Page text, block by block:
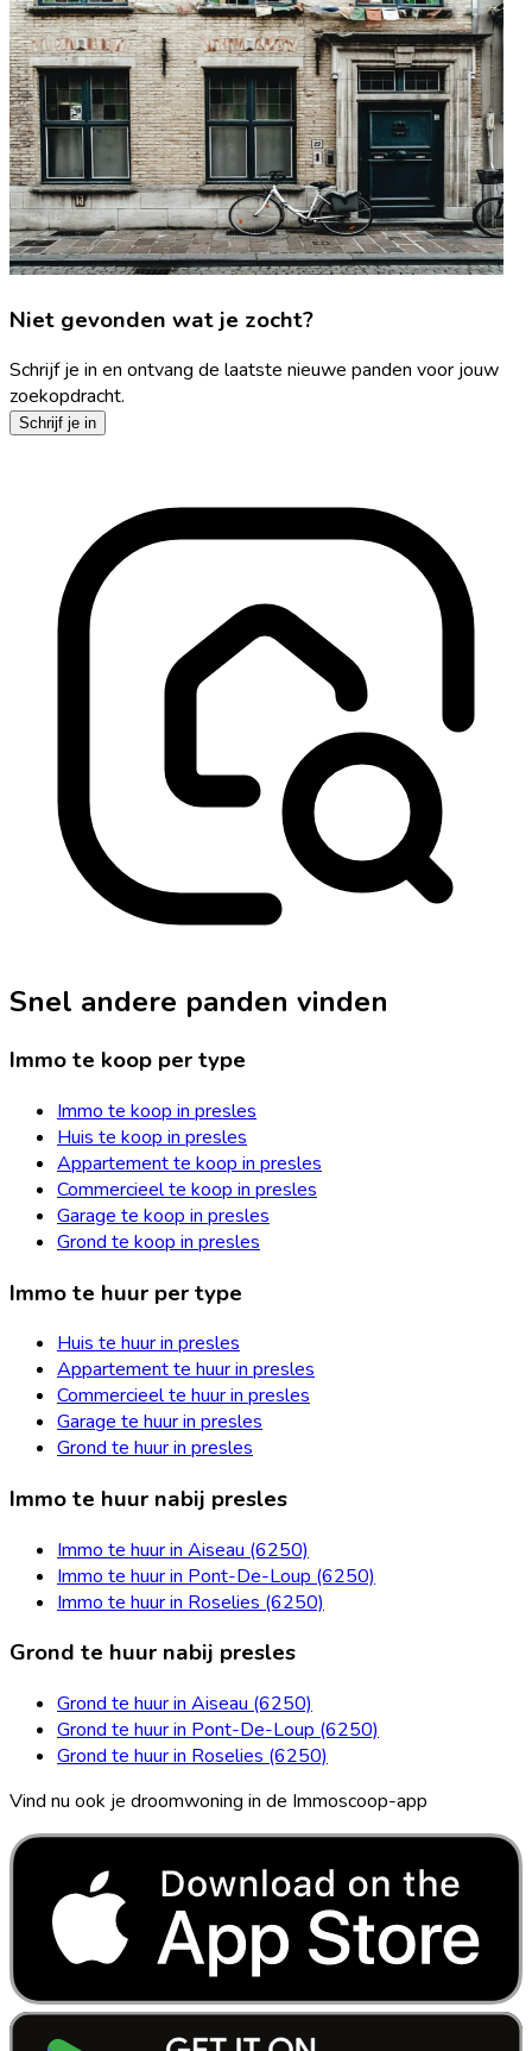
Niet gevonden wat je zocht?
Schrijf je in en ontvang de laatste nieuwe panden voor jouw
zoekopdracht.
Schrijf je in
Snel andere panden vinden
Immo te koop per type
Immo te koop in presles
Huis te koop in presles
Appartement te koop in presles
Commercieel te koop in presles
Garage te koop in presles
Grond te koop in presles
Immo te huur per type
Huis te huur in presles
Appartement te huur in presles
Commercieel te huur in presles
Garage te huur in presles
Grond te huur in presles
Immo te huur nabij presles
Immo te huur in Aiseau (6250)
Immo te huur in Pont-De-Loup (6250)
Immo te huur in Roselies (6250)
Grond te huur nabij presles
Grond te huur in Aiseau (6250)
Grond te huur in Pont-De-Loup (6250)
Grond te huur in Roselies (6250)
Vind nu ook je droomwoning in de Immoscoop-app